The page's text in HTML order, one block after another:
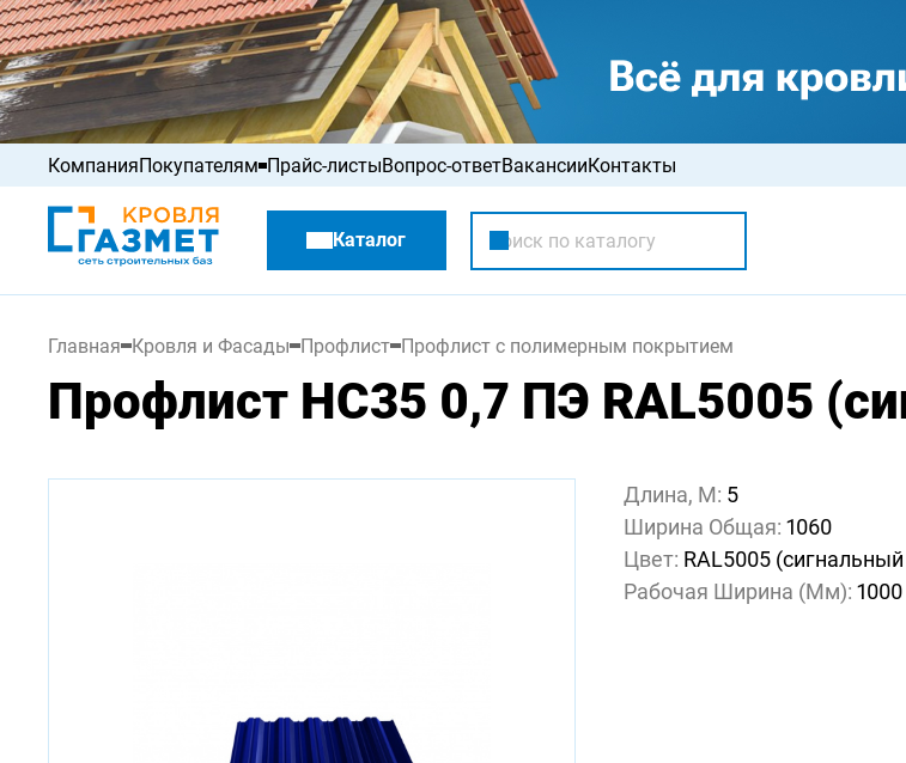
КомпанияПокупателям
Акции
Распродажа
Прайс-листыВопрос-ответВакансииКонтакты
Каталог
Главная Кровля и Фасады Профлист Профлист с полимерным покрытием
Профлист НС35 0,7 ПЭ RAL5005
Длина, М: 5
Ширина Общая: 1060
Цвет: RAL5005
Рабочая Ширина (мм): 1000